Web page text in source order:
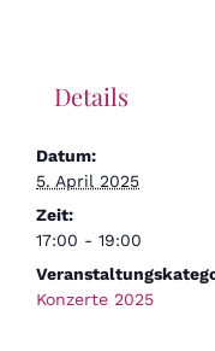
Details
Datum:
5. April 2025
Zeit:
17:00 - 19:00
Konzerte 2025